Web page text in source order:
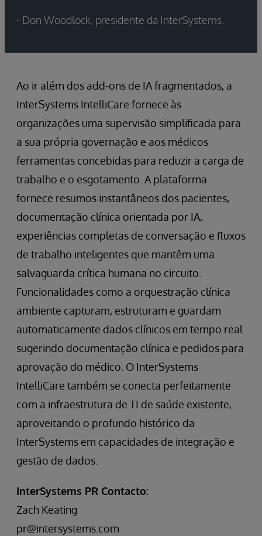
- Don Woodlock, presidente da InterSystems.
Ao ir além dos add-ons de IA fragmentados, a
InterSystems IntelliCare fornece às
organizações uma supervisão simplificada para
a sua própria governação e aos médicos
ferramentas concebidas para reduzir a carga de
trabalho e o esgotamento. A plataforma
fornece resumos instantâneos dos pacientes,
documentação clínica orientada por IA,
experiências completas de conversação e fluxos
de trabalho inteligentes que mantêm uma
salvaguarda crítica humana no circuito.
Funcionalidades como a orquestração clínica
ambiente capturam, estruturam e guardam
automaticamente dados clínicos em tempo real
sugerindo documentação clínica e pedidos para
aprovação do médico. O InterSystems
IntelliCare também se conecta perfeitamente
com a infraestrutura de TI de saúde existente,
aproveitando o profundo histórico da
InterSystems em capacidades de integração e
gestão de dados.
InterSystems PR Contacto:
Zach Keating
pr@intersystems.com